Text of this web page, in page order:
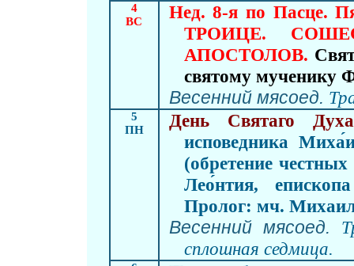
4
ВС
Нед. 8-я по Пасце.
ТРОИЦЕ.
АПОСТОЛОВ.
святому мученику
Весенний мясоед.
5
ПН
День Святаго
исповедника
(обретение
Лео́нтия,
Пролог: мч.
Весенний мясоед.
сплошная седмица.